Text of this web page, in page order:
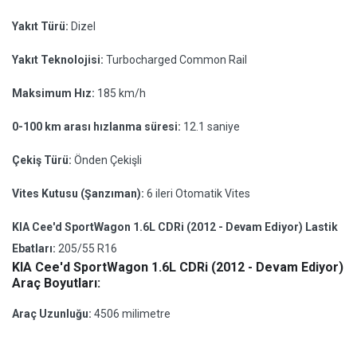
Yakıt Türü: Dizel
Yakıt Teknolojisi: Turbocharged Common Rail
Maksimum Hız: 185 km/h
0-100 km arası hızlanma süresi: 12.1 saniye
Çekiş Türü: Önden Çekişli
Vites Kutusu (Şanzıman): 6 ileri Otomatik Vites
KIA Cee'd SportWagon 1.6L CDRi (2012 - Devam Ediyor) Lastik
Ebatları: 205/55 R16
KIA Cee'd SportWagon 1.6L CDRi (2012 - Devam Ediyor)
Araç Boyutları:
Araç Uzunluğu: 4506 milimetre